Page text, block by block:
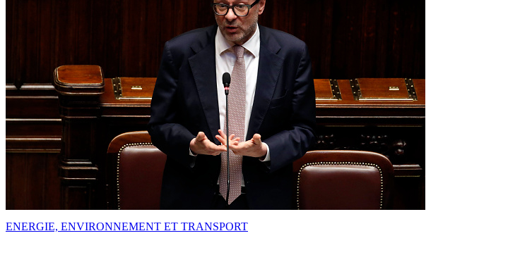
ENERGIE, ENVIRONNEMENT ET TRANSPORT